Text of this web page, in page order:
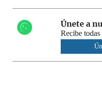
Únete a
Recibe